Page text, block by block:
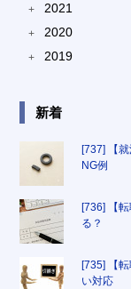
+ 2021
+ 2020
+ 2019
新着
[737] 【
NG例
[736] 【
る？
[735] 【
い対応